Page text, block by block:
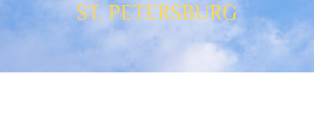
ST. PETERSBURG